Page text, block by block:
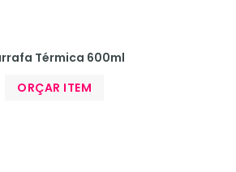
Térmica 600ml
ORÇAR ITEM